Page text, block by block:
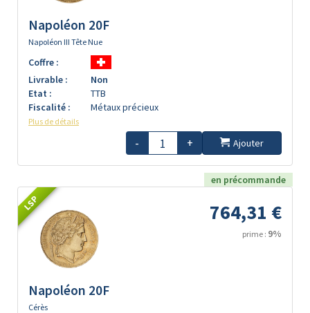
Napoléon 20F
Napoléon III Tête Nue
Coffre :
Livrable :
Non
Etat :
TTB
Fiscalité :
Métaux précieux
Plus de détails
- + Ajouter
en précommande
LSP 764,31 €
prime : 9%
Napoléon 20F
Cérès